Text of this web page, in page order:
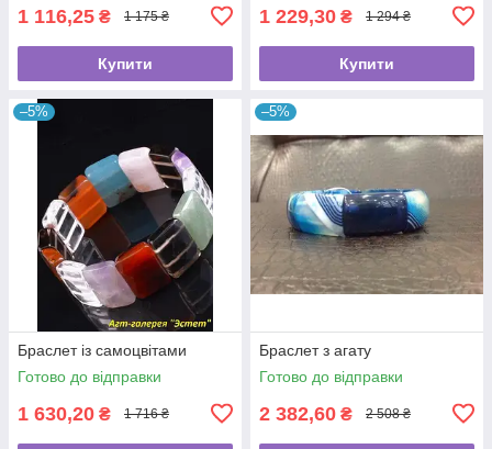
1 116,25 ₴ 1 175 ₴
Купити
1 229,30 ₴ 1 294 ₴
Купити
–5%
Браслет із самоцвітами
Готово до відправки
1 630,20 ₴ 1 716 ₴
–5%
Браслет з агату
Готово до відправки
2 382,60 ₴ 2 508 ₴